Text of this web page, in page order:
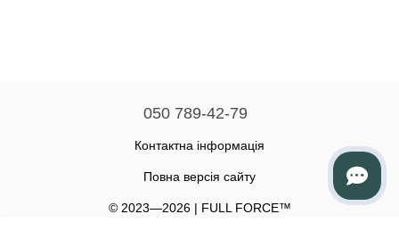
050 789-42-79
Контактна інформація
Повна версія сайту
© 2023—2026 | FULL FORCE™